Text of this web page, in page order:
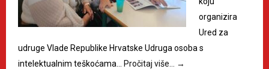
organizira
Ured za
udruge Vlade Republike Hrvatske Udruga osoba s
intelektualnim teškoćama… Pročitaj više… →